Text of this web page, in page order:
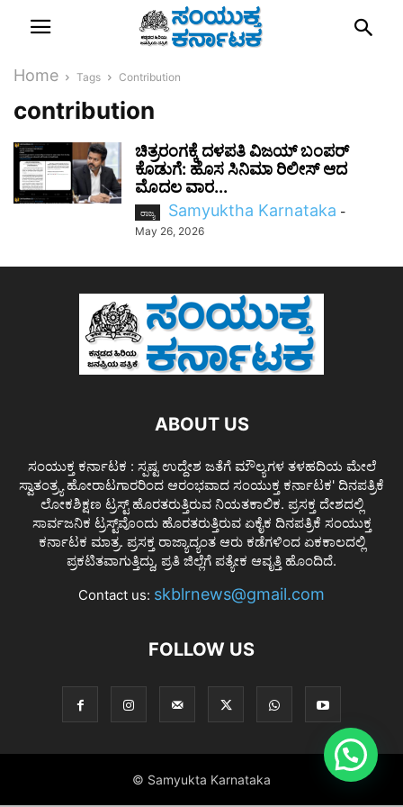
Home Tags Contribution
contribution
ಚಿತ್ರರಂಗಕ್ಕೆ ದಳಪತಿ ವಿಜಯ್ ಬಂಪರ್
ಕೊಡುಗೆ: ಹೊಸ ಸಿನಿಮಾ ರಿಲೀಸ್ ಆದ
ಮೊದಲ ವಾರ...
ರಾಜ್ಯ Samyuktha Karnataka -
May 26, 2026
ABOUT US
ಸಂಯುಕ್ತ ಕರ್ನಾಟಕ : ಸ್ಪಷ್ಟ ಉದ್ದೇಶ ಜತೆಗೆ ಮೌಲ್ಯಗಳ ತಳಹದಿಯ ಮೇಲೆ
ಸ್ವಾತಂತ್ರ್ಯ ಹೋರಾಟಗಾರರಿಂದ ಆರಂಭವಾದ ಸಂಯುಕ್ತ ಕರ್ನಾಟಕ' ದಿನಪತ್ರಿಕೆ
ಲೋಕಶಿಕ್ಷಣ ಟ್ರಸ್ಟ್ ಹೊರತರುತ್ತಿರುವ ನಿಯತಕಾಲಿಕ. ಪ್ರಸಕ್ತ ದೇಶದಲ್ಲಿ
ಸಾರ್ವಜನಿಕ ಟ್ರಸ್ಟ್‌ವೊಂದು ಹೊರತರುತ್ತಿರುವ ಏಕೈಕ ದಿನಪತ್ರಿಕೆ ಸಂಯುಕ್ತ
ಕರ್ನಾಟಕ ಮಾತ್ರ. ಪ್ರಸಕ್ತ ರಾಜ್ಯಾದ್ಯಂತ ಆರು ಕಡೆಗಳಿಂದ ಏಕಕಾಲದಲ್ಲಿ
ಪ್ರಕಟಿತವಾಗುತ್ತಿದ್ದು, ಪ್ರತಿ ಜಿಲ್ಲೆಗೆ ಪತ್ಯೇಕ ಆವೃತ್ತಿ ಹೊಂದಿದೆ.
Contact us: skblrnews@gmail.com
FOLLOW US
© Samyukta Karnataka